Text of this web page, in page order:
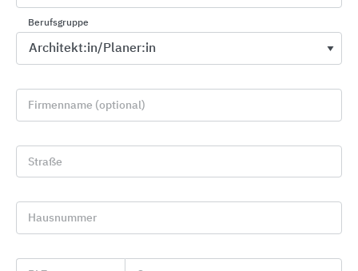
Modell BS-ZIP-MQ3 für die direkte Montage
Berufsgruppe
Firmenname (optional)
Straße
Hausnummer